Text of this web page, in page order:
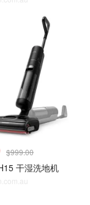
$999.00
干湿洗地机